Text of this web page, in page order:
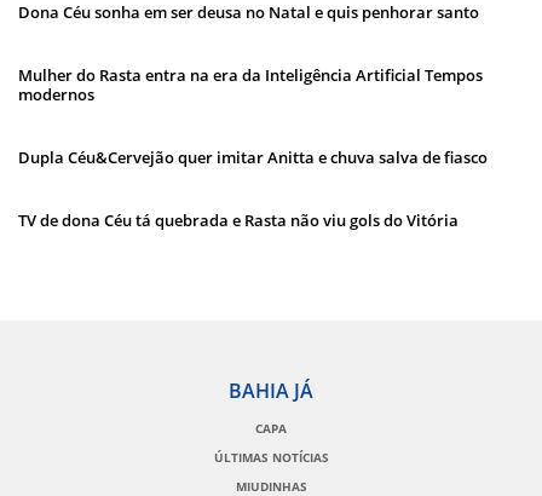
Dona Céu sonha em ser deusa no Natal e quis penhorar santo
Mulher do Rasta entra na era da Inteligência Artificial Tempos
modernos
Dupla Céu&Cervejão quer imitar Anitta e chuva salva de fiasco
TV de dona Céu tá quebrada e Rasta não viu gols do Vitória
BAHIA JÁ
CAPA
ÚLTIMAS NOTÍCIAS
MIUDINHAS